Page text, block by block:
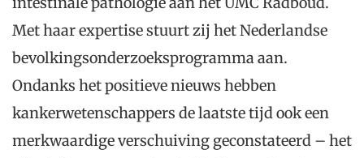
Met haar expertise stuurt zij het Nederlandse
bevolkingsonderzoeksprogramma aan.
Ondanks het positieve nieuws hebben
kankerwetenschappers de laatste tijd ook een
merkwaardige verschuiving geconstateerd – het